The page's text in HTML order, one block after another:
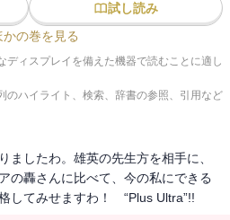
試し読み
かの巻を見る
ィスプレイを備えた機器で読むことに適し
のハイライト、検索、辞書の参照、引用など
ましたわ。雄英の先生方を相手に、
轟さんに比べて、今の私にできる
してみせますわ！ “Plus Ultra”!!